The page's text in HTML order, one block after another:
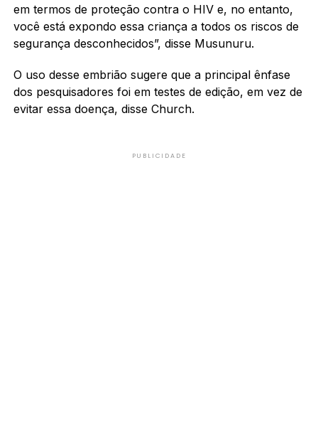
em termos de proteção contra o HIV e, no entanto,
você está expondo essa criança a todos os riscos de
segurança desconhecidos”, disse Musunuru.
O uso desse embrião sugere que a principal ênfase
dos pesquisadores foi em testes de edição, em vez de
evitar essa doença, disse Church.
PUBLICIDADE